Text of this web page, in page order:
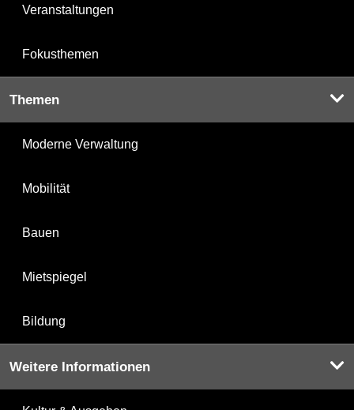
Veranstaltungen
Fokusthemen
Themen
Moderne Verwaltung
Mobilität
Bauen
Mietspiegel
Bildung
Weitere Informationen